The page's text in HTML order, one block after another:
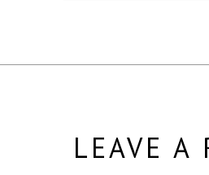
LEAVE A